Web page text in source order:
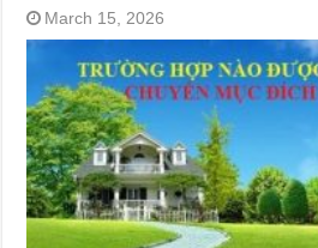
March 15, 2026